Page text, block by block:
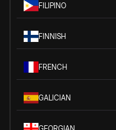
FILIPINO
FINNISH
FRENCH
GALICIAN